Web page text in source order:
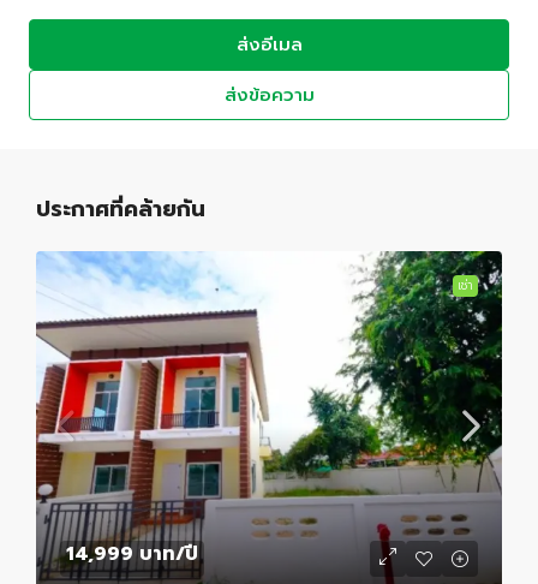
ส่งอีเมล
ส่งข้อความ
ประกาศที่คล้ายกัน
เช่า
14,999 บาท/ปี